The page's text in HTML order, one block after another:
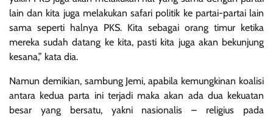
lain dan kita juga melakukan safari politik ke partai-partai lain
sama seperti halnya PKS. Kita sebagai orang timur ketika
mereka sudah datang ke kita, pasti kita juga akan bekunjung
kesana,” kata dia.
Namun demikian, sambung Jemi, apabila kemungkinan koalisi
antara kedua parta ini terjadi maka akan ada dua kekuatan
besar yang bersatu, yakni nasionalis – religius pada